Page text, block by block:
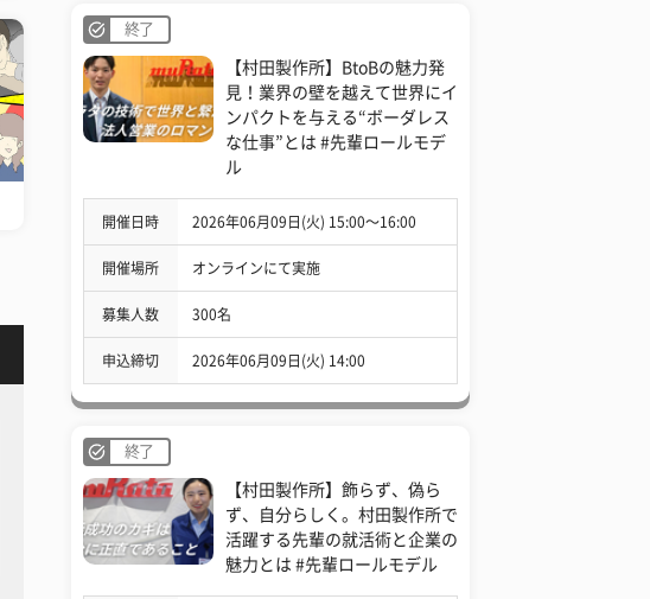
終了
【村田製作所】BtoBの魅力発
見！業界の壁を越えて世界にイ
ンパクトを与える“ボーダレス
な仕事”とは #先輩ロールモデ
ル
開催日時 2026年06月09日(火) 15:00〜16:00
開催場所 オンラインにて実施
募集人数 300名
申込締切 2026年06月09日(火) 14:00
終了
【村田製作所】飾らず、偽ら
ず、自分らしく。村田製作所で
活躍する先輩の就活術と企業の
魅力とは #先輩ロールモデル